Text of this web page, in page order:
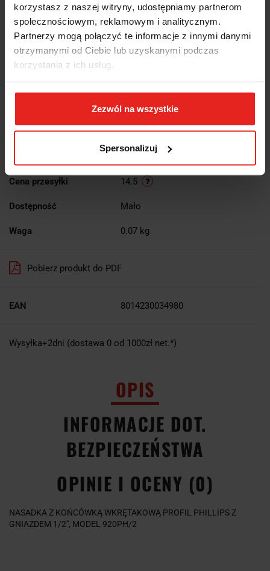
korzystasz z naszej witryny, udostępniamy partnerom
społecznościowym, reklamowym i analitycznym.
Partnerzy mogą połączyć te informacje z innymi danymi
otrzymanymi od Ciebie lub uzyskanymi podczas
korzystania z ich usług.
Zezwól na wszystkie
Spersonalizuj
Symbol:920PH2
NASADKA Z KOŃCÓWKĄ WKRĘTAKOWĄ PROFIL PHILLIPS Z
GNIAZDEM 1/2", MODEL 920PH/2
55.28
Cena przesyłki 14.5
Dostępność Mało
Waga 0.07 kg
Pobierz produkt do PDF
EAN 8014230034980
Wysyłka+2dni (dostawa 0 od 1000zł net.*)
OPIS
INFORMACJE DOT.
BEZPIECZEŃSTWA
OPINIE I OCENY (0)
NASADKA Z KOŃCÓWKĄ WKRĘTAKOWĄ PROFIL PHILLIPS Z
GNIAZDEM 1/2", MODEL 920PH/2